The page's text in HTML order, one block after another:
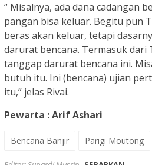
“ Misalnya, ada dana cadangan
pangan bisa keluar. Begitu pun
beras akan keluar, tetapi
darurat bencana. Termasuk dari
tanggap darurat bencana ini.
butuh itu. Ini (bencana) ujian
itu,” jelas Rivai.
Pewarta : Arif Ashari
Bencana Banjir Parigi Moutong